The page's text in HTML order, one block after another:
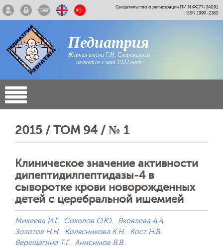
Свидетельство о регистрации ПИ N ФС77-34091
ISSN 1990-2182
Педиатрия
Журнал имени Г.Н. Сперанского
издается с мая 1922 года
2015 / ТОМ 94 / № 1
Клиническое значение активности
дипептидилпептидазы-4 в
сыворотке крови новорожденных
детей с церебральной ишемией
Михеева И.Г. Соколов О.Ю. Яковлева А.А.
Золотов Н.Н.
Колясникова К.Н.
Кост Н.В.
Верещагина Т.Г. Анисимов В.В.